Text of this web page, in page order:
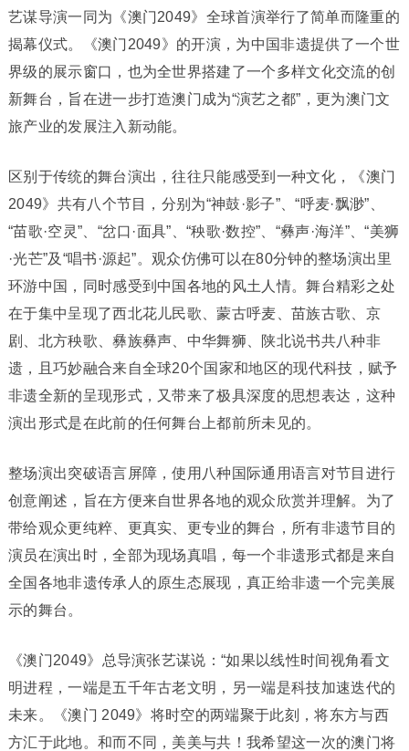
艺谋导演一同为《澳门2049》全球首演举行了简单而隆重的
揭幕仪式。《澳门2049》的开演，为中国非遗提供了一个世
界级的展示窗口，也为全世界搭建了一个多样文化交流的创
新舞台，旨在进一步打造澳门成为“演艺之都”，更为澳门文
旅产业的发展注入新动能。
区别于传统的舞台演出，往往只能感受到一种文化，《澳门
2049》共有八个节目，分别为“神鼓·影子”、“呼麦·飘渺”、
“苗歌·空灵”、“岔口·面具”、“秧歌·数控”、“彝声·海洋”、“美狮
·光芒”及“唱书·源起”。观众仿佛可以在80分钟的整场演出里
环游中国，同时感受到中国各地的风土人情。舞台精彩之处
在于集中呈现了西北花儿民歌、蒙古呼麦、苗族古歌、京
剧、北方秧歌、彝族彝声、中华舞狮、陕北说书共八种非
遗，且巧妙融合来自全球20个国家和地区的现代科技，赋予
非遗全新的呈现形式，又带来了极具深度的思想表达，这种
演出形式是在此前的任何舞台上都前所未见的。
整场演出突破语言屏障，使用八种国际通用语言对节目进行
创意阐述，旨在方便来自世界各地的观众欣赏并理解。为了
带给观众更纯粹、更真实、更专业的舞台，所有非遗节目的
演员在演出时，全部为现场真唱，每一个非遗形式都是来自
全国各地非遗传承人的原生态展现，真正给非遗一个完美展
示的舞台。
《澳门2049》总导演张艺谋说：“如果以线性时间视角看文
明进程，一端是五千年古老文明，另一端是科技加速迭代的
未来。《澳门 2049》将时空的两端聚于此刻，将东方与西
方汇于此地。和而不同，美美与共！我希望这一次的澳门将